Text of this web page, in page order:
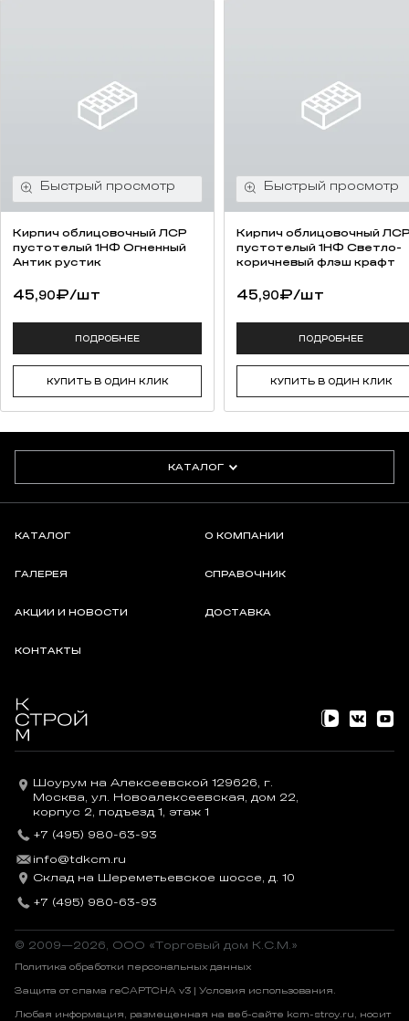
Кирпич облицовочный ЛСР
пустотелый 1НФ Огненный
Антик рустик
45,90₽/шт
ПОДРОБНЕЕ
КУПИТЬ В ОДИН КЛИК
Кирпич облицовочный
пустотелый 1НФ Светло-
коричневый флэш крафт
45,90₽/шт
ПОДРОБНЕЕ
КУПИТЬ В ОДИН КЛИК
КАТАЛОГ
КАТАЛОГ О КОМПАНИИ
ГАЛЕРЕЯ СПРАВОЧНИК
АКЦИИ И НОВОСТИ ДОСТАВКА
КОНТАКТЫ
Шоурум на Алексеевской 129626, г.
Москва, ул. Новоалексеевская, дом 22,
корпус 2, подъезд 1, этаж 1
+7 (495) 980-63-93
info@tdkcm.ru
Склад на Шереметьевское шоссе, д. 10
+7 (495) 980-63-93
© 2009—2026, OOO «Торговый дом К.С.М.»
Политика обработки персональных данных
Защита от спама reCAPTCHA v3 | Условия использования.
Любая информация, размещенная на веб-сайте kcm-stroy.ru, носит